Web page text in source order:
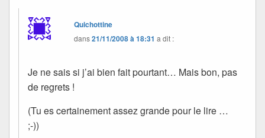
Quichottine
dans21/11/2008 à 18:31 a dit :
Je ne sais si j’ai bien fait pourtant… Mais bon, pas
de regrets !
(Tu es certainement assez grande pour le lire …
;-))